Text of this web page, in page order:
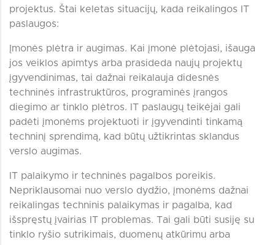
projektus. Štai keletas situacijų, kada reikalingos IT
paslaugos:
Įmonės plėtra ir augimas. Kai įmonė plėtojasi, išauga
jos veiklos apimtys arba prasideda naujų projektų
įgyvendinimas, tai dažnai reikalauja didesnės
techninės infrastruktūros, programinės įrangos
diegimo ar tinklo plėtros. IT paslaugų teikėjai gali
padėti įmonėms projektuoti ir įgyvendinti tinkamą
techninį sprendimą, kad būtų užtikrintas sklandus
verslo augimas.
IT palaikymo ir techninės pagalbos poreikis.
Nepriklausomai nuo verslo dydžio, įmonėms dažnai
reikalingas techninis palaikymas ir pagalba, kad
išspręstų įvairias IT problemas. Tai gali būti susiję su
tinklo ryšio sutrikimais, duomenų atkūrimu arba